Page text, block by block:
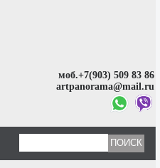
моб.+7(903) 509 83 86
artpanorama@mail.ru